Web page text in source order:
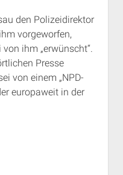
den Polizeidirektor
vorgeworfen,
ihm „erwünscht“.
Presse
von einem „NPD-
europaweit in der